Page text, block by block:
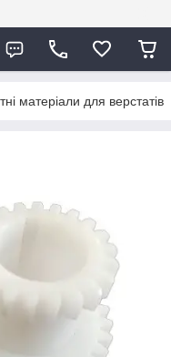
матеріали для верстатів